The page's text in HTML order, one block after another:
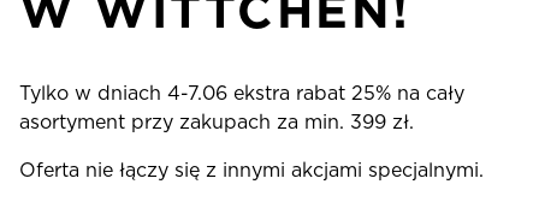
Tylko w dniach 4-7.06 ekstra rabat 25% na cały
asortyment przy zakupach za min. 399 zł.
Oferta nie łączy się z innymi akcjami specjalnymi.